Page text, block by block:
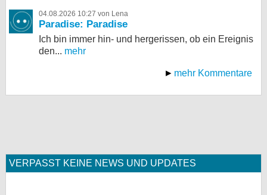
04.08.2026 10:27 von Lena
Paradise: Paradise
Ich bin immer hin- und hergerissen, ob ein Ereignis
den... mehr
mehr Kommentare
VERPASST KEINE NEWS UND UPDATES